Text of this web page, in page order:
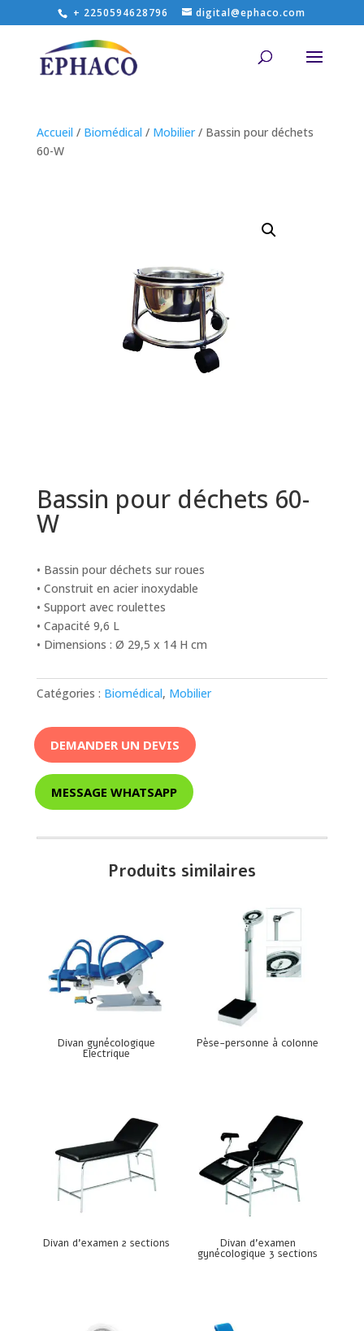
+ 2250594628796 digital@ephaco.com
Accueil / Biomédical / Mobilier/ Bassin pour déchets
60-W
Bassin pour déchets 60-
W
• Bassin pour déchets sur roues
• Construit en acier inoxydable
• Support avec roulettes
• Capacité 9,6 L
• Dimensions : Ø 29,5 x 14 H cm
Catégories : Biomédical, Mobilier
DEMANDER UN DEVIS
MESSAGE WHATSAPP
Produits similaires
Divan gynécologique
Electrique
Pèse-personne à colonne
Divan d’examen 2 sections Divan d’examen
gynécologique 3 sections